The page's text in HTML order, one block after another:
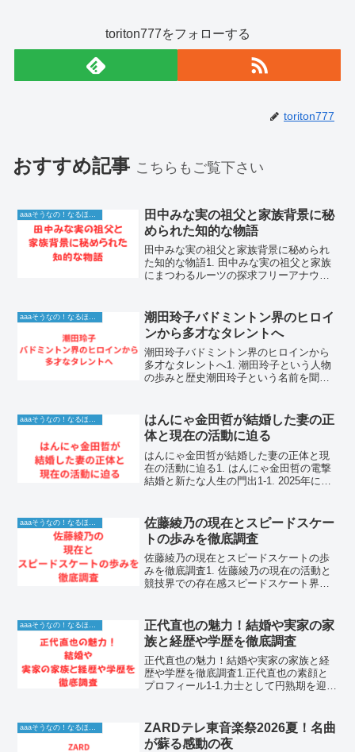
toriton777をフォローする
toriton777
おすすめ記事 こちらもご覧下さい
田中みな実の祖父と家族背景に秘
められた知的な物語
田中みな実の祖父と家族背景に秘められ
た知的な物語1. 田中みな実の祖父と家族
にまつわるルーツの探求フリーアナウン
ち振る舞いの背景には、どのような家族
の物語があるのか多く...
潮田玲子バドミントン界のヒロイ
ンから多才なタレントへ
潮田玲子バドミントン界のヒロインから
多才なタレントへ1. 潮田玲子という人物
の歩みと歴史潮田玲子という名前を聞い
した姿を思い浮かべるでしょう。現役時
代は世界トップレベル...
aaaそうなの！なるほど！情報
はんにゃ金田哲が結婚した妻の正
体と現在の活動に迫る
はんにゃ金田哲が結婚した妻の正体と現
在の活動に迫る1. はんにゃ金田哲の電撃
結婚と新たな人生の門出1-1. 2025年に発
身の公式YouTubeチャンネルにて結...
佐藤綾乃の現在とスピードスケー
トの歩みを徹底調査
佐藤綾乃の現在とスピードスケートの歩
みを徹底調査1. 佐藤綾乃の現在の活動と
競技界での存在感スピードスケート界に
ん。彼女の滑りは、ただ速いだけでな
く、氷の上を流れるよう...
正代直也の魅力！結婚や実家の家
族と経歴や学歴を徹底調査
正代直也の魅力！結婚や実家の家族と経
歴や学歴を徹底調査1.正代直也の素顔と
プロフィール1-1.力士として円熟期を迎え
チ、体重168キロを超える堂々とした体格
を...
aaaそうなの！なるほど！情報
ZARDテレ東音楽祭2026夏！名曲
が蘇る感動の夜